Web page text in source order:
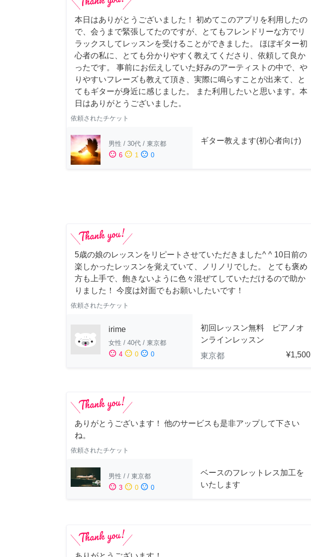
本日はありがとうございました！ 初めてこのアプリを利用したの
で、会うまで緊張してたのですが、とてもフレンドリーな方でリ
ラックスしてレッスンを受けることができました。 ほぼギター初
心者の私に、とても分かりやすく教えてくださり、依頼して良か
ったです。 事前にお伝えしていた好みのアーティストの中で、や
りやすいフレーズも教えて頂き、実際に鳴らすことが出来て、と
てもギターが身近に感じました。 また利用したいと思います。本
日はありがとうございました。
依頼されたチケット
男性 / 30代 / 東京都
sentiment_satisfied 6 sentiment_neutral 1 sentiment_dissatisfied 0
ギター教えます(初心者向け)
5歳の娘のレッスンをリピートさせていただきました^ ^ 10日前の
楽しかったレッスンを覚えていて、ノリノリでした。 とても褒め
方も上手で、飽きないように色々混ぜてしていただけるので助か
りました！ 今度は対面でもお願いしたいです！
依頼されたチケット
irime
女性 / 40代 / 東京都
sentiment_satisfied 4 sentiment_neutral 0 sentiment_dissatisfied 0
初回レッスン無料 ピアノオ
ンラインレッスン
東京都
¥1,500
ありがとうございます！ 他のサービスも是非アップして下さい
ね。
依頼されたチケット
男性 / / 東京都
sentiment_satisfied 3 sentiment_neutral 0 sentiment_dissatisfied 0
ベースのフレットレス加工を
いたします